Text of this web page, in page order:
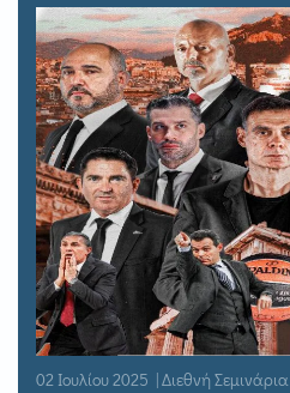
02 Ιουλίου 2025 | Διεθνή Σεμινάρια